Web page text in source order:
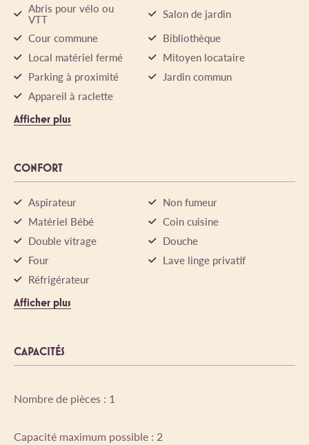
Abris pour vélo ou
VTT
Salon de jardin
Cour commune
Bibliothèque
Local matériel fermé
Mitoyen locataire
Parking à proximité
Jardin commun
Appareil à raclette
Afficher plus
CONFORT
Aspirateur
Non fumeur
Matériel Bébé
Coin cuisine
Double vitrage
Douche
Four
Lave linge privatif
Réfrigérateur
Afficher plus
CAPACITÉS
Nombre de pièces : 1
Capacité maximum possible : 2